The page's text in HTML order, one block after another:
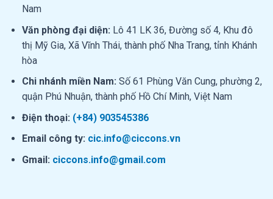
Nam
Văn phòng đại diện: Lô 41 LK 36, Đường số 4, Khu đô
thị Mỹ Gia, Xã Vĩnh Thái, thành phố Nha Trang, tỉnh Khánh
hòa
Chi nhánh miền Nam: Số 61 Phùng Văn Cung, phường 2,
quận Phú Nhuận, thành phố Hồ Chí Minh, Việt Nam
Điện thoại: (+84) 903545386
Email công ty: cic.info@ciccons.vn
Gmail: ciccons.info@gmail.com